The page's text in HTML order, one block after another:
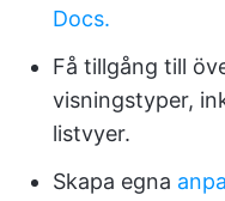
Docs.
Få tillgång till
visningstyper,
listvyer.
Skapa egna